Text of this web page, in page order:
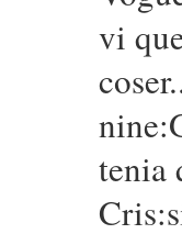
vi
tenia